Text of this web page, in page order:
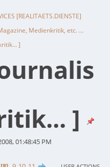
[REALITAETS.DIENSTE]
Medienkritik, etc. ...
]
]
01:48:45 PM